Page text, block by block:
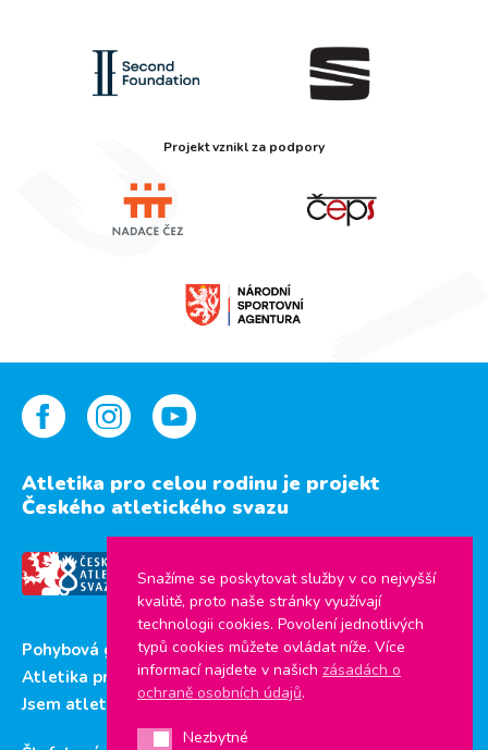
Projekt vznikl za podpory
Atletika pro celou rodinu je projekt
Českého atletického svazu
Pohybová gramotnost
Atletika pro děti
Jsem atlet
Snažíme se poskytovat služby v co nejvyšší
kvalitě, proto naše stránky využívají
technologii cookies. Povolení jednotlivých
typů cookies můžete ovládat níže. Více
informací najdete v našich zásadách o
ochraně osobních údajů.
NezbytnéNezbytné